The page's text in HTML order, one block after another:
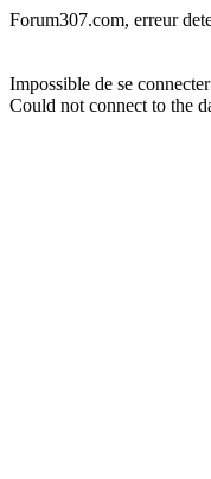
Forum307.com, erreur
Impossible de se
Could not connect to the